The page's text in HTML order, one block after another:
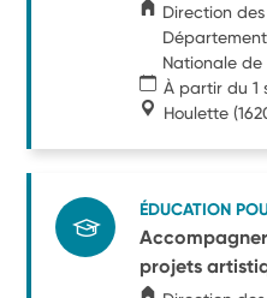
Direction
Nationale
À partir du 1
Houlette
ÉDUCATION
projets